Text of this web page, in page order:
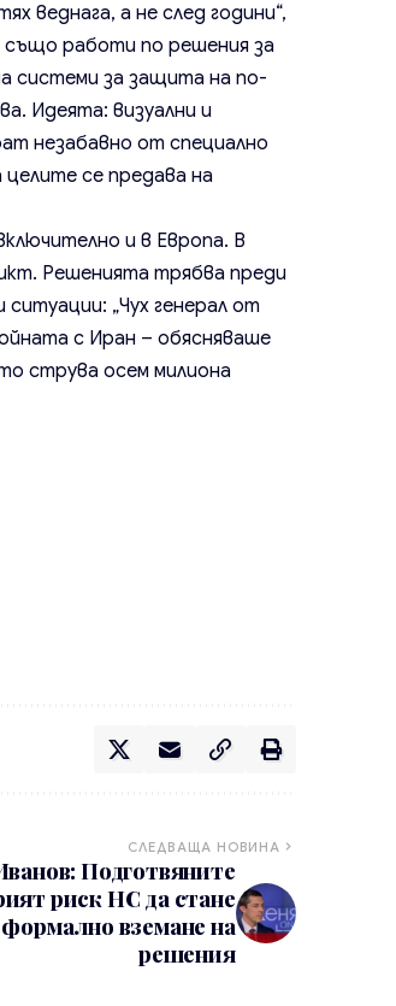
веднага, а не след години“,
работи по решения за
системи за защита на по-
Идеята: визуални и
незабавно от специално
се предава на
и в Европа. В
Решенията трябва преди
„Чух генерал от
с Иран – обясняваше
струва осем милиона
СЛЕДВАЩА НОВИНА
Подготвяните
риск НС да стане
вземане на
решения